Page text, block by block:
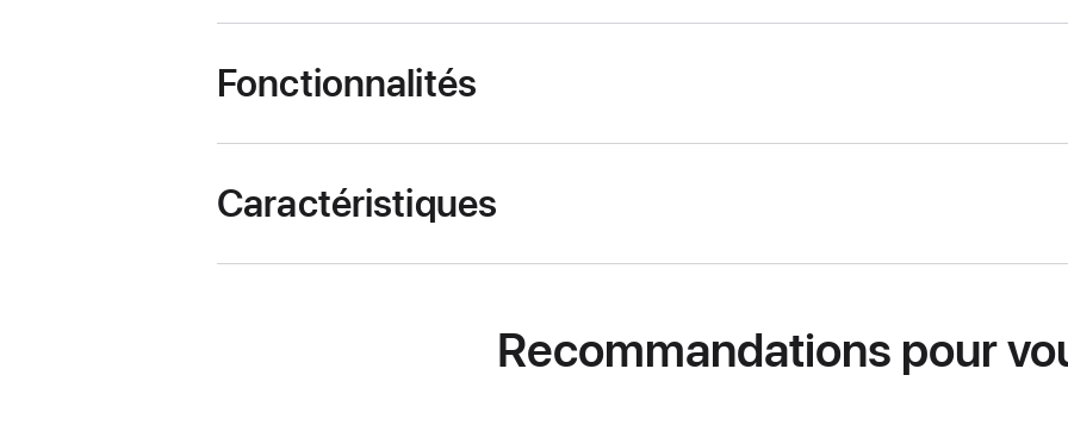
Fonctionnalités
Caractéristiques
Recommandations pour